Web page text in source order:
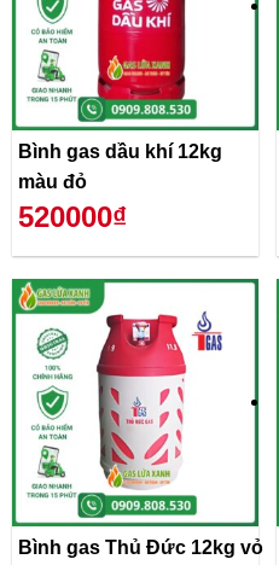
Bình gas dầu khí 12kg
màu đỏ
520000₫
Bình gas Thủ Đức 12kg vỏ